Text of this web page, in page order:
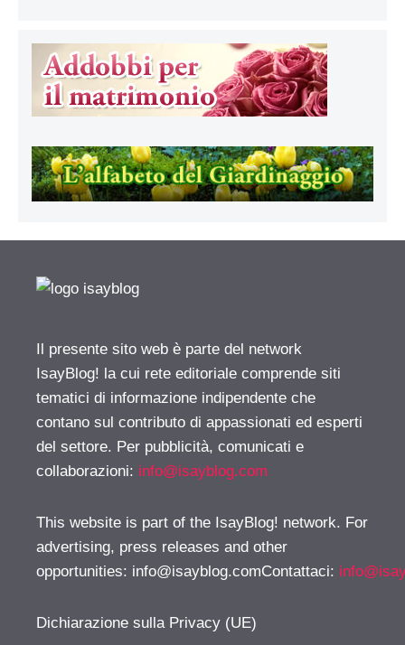
Il presente sito web è parte del network
IsayBlog! la cui rete editoriale comprende siti
tematici di informazione indipendente che
contano sul contributo di appassionati ed esperti
del settore. Per pubblicità, comunicati e
collaborazioni: info@isayblog.com
This website is part of the IsayBlog! network. For
advertising, press releases and other
opportunities: info@isayblog.comContattaci:
Dichiarazione sulla Privacy (UE)